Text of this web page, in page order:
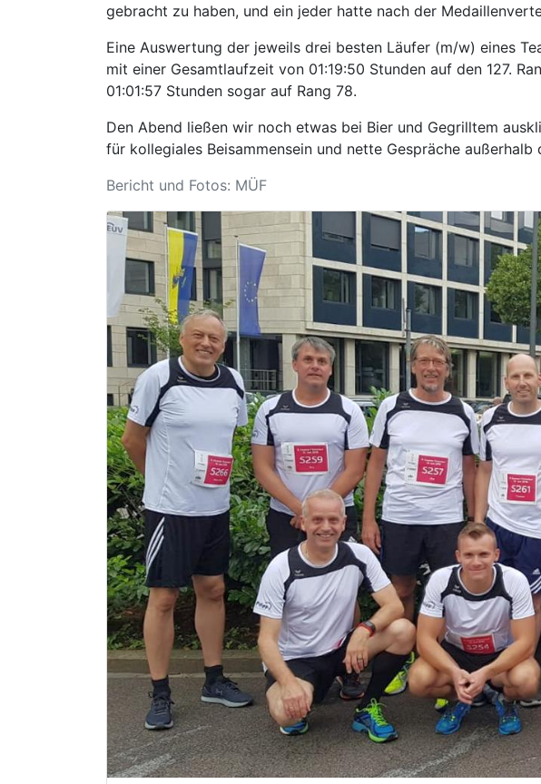
gebracht zu haben, und ein jeder hatte nach der
Eine Auswertung der jeweils drei besten Läufer (m/w) eines
mit einer Gesamtlaufzeit von 01:19:50 Stunden auf den 127.
01:01:57 Stunden sogar auf Rang 78.
Den Abend ließen wir noch etwas bei Bier und Gegrilltem
für kollegiales Beisammensein und nette Gespräche außerhalb
Bericht und Fotos: MÜF